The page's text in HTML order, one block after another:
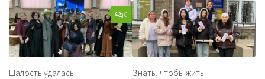
0
Шалость удалась! Знать, чтобы жить